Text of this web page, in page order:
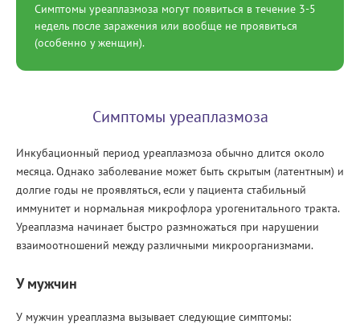
Симптомы уреаплазмоза могут появиться в течение 3-5
недель после заражения или вообще не проявиться
(особенно у женщин).
Симптомы уреаплазмоза
Инкубационный период уреаплазмоза обычно длится около
месяца. Однако заболевание может быть скрытым (латентным) и
долгие годы не проявляться, если у пациента стабильный
иммунитет и нормальная микрофлора урогенитального тракта.
Уреаплазма начинает быстро размножаться при нарушении
взаимоотношений между различными микроорганизмами.
У мужчин
У мужчин уреаплазма вызывает следующие симптомы: